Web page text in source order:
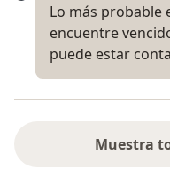
Lo más probable
encuentre
puede estar
Muestra